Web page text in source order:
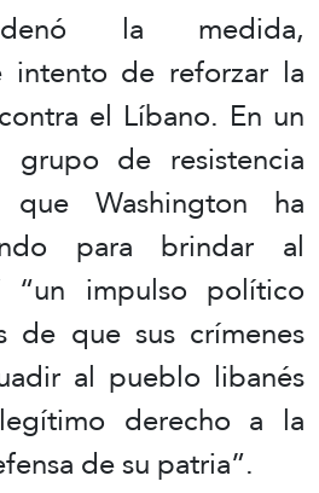
la medida,
intento de reforzar la
el Líbano. En un
grupo de resistencia
Washington ha
para brindar al
“un impulso político
de que sus crímenes
al pueblo libanés
derecho a la
de su patria”.